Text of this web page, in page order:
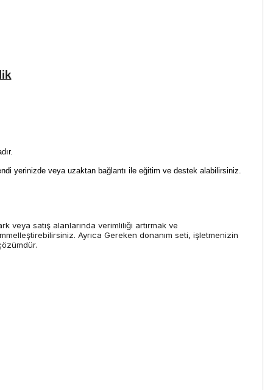
yerinizde veya uzaktan bağlantı ile eğitim ve destek alabilirsiniz.
veya satış alanlarında verimliliği artırmak ve
Ayrıca Gereken donanım seti, işletmenizin